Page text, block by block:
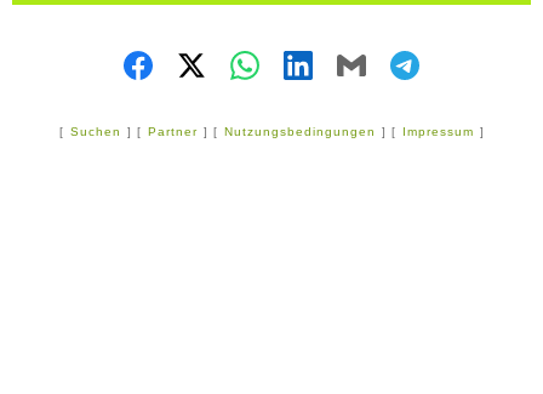
[ Suchen ] [ Partner ] [ Nutzungsbedingungen ] [ Impressum ]